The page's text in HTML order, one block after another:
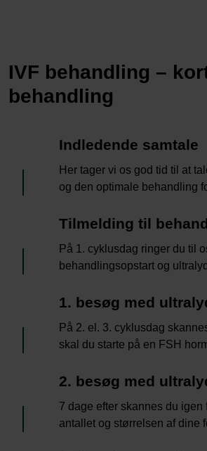
IVF behandling –
behandling
Indledende samtale
Her tager vi os god tid til at
og den optimale behandling
Tilmelding til
På 1. cyklusdag ringer du til
behandlingsopstart og
1. besøg med
På 2. el. 3. cyklusdag
skal du starte på en FSH
2. besøg med
7 dage efter skannes du igen
antallet og størrelsen af